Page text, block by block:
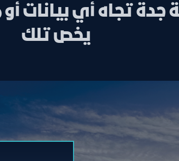
تجاه أي بيانات
يخص تلك